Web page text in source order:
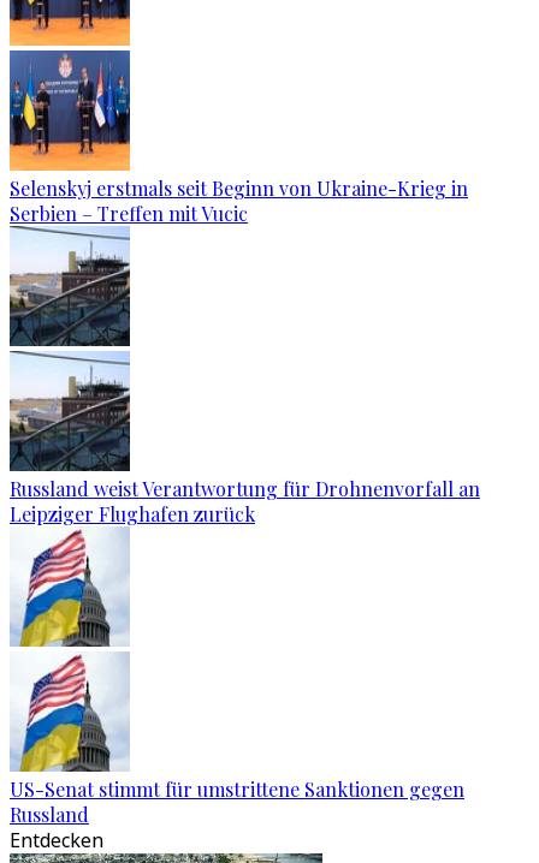
Selenskyj erstmals seit Beginn von Ukraine-Krieg in
Serbien – Treffen mit Vucic
Russland weist Verantwortung für Drohnenvorfall an
Leipziger Flughafen zurück
US-Senat stimmt für umstrittene Sanktionen gegen
Russland
Entdecken